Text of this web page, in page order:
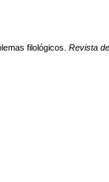
filológicos. Revista